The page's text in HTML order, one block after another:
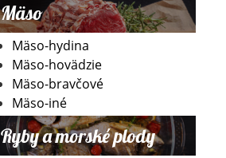
Mäso
Mäso-hydina
Mäso-hovädzie
Mäso-bravčové
Mäso-iné
Ryby a morské plody